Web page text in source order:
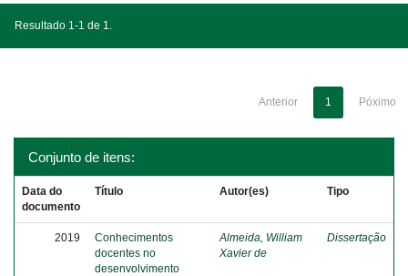
Resultado 1-1 de 1.
Anterior 1 Póximo
Conjunto de itens:
Data do
documento
Título Autor(es) Tipo
2019
Conhecimentos
docentes no
desenvolvimento
Almeida, William
Xavier de
Dissertação